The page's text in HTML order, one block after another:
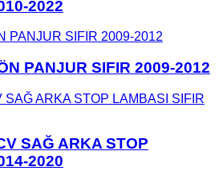
2022
PANJUR SIFIR 2009-2012
SAĞ ARKA STOP
2020